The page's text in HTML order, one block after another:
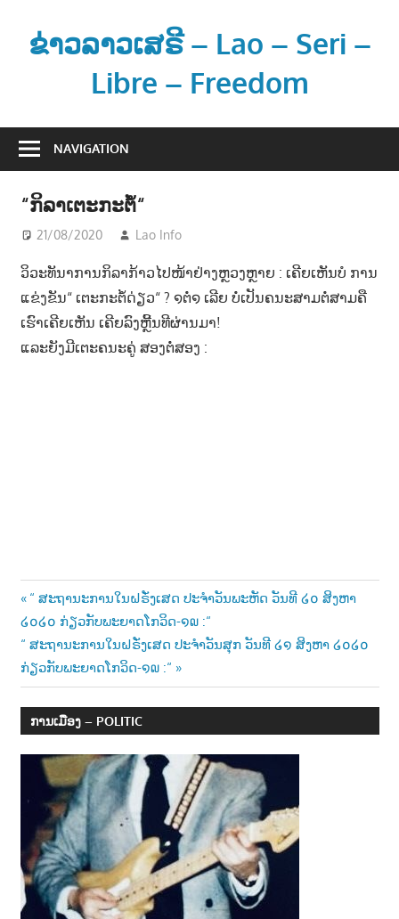
contentຂ່າວລາວເສຣີ – Lao – Seri –
Libre – Freedom
າ
ະ
ມູ
ນ
ຂ່
າ
NAVIGATION
“ກິລາເຕະກະຕໍ້“
21/08/2020 Lao Info
ວິວະທັນາການກິລາກ້າວໄປໜ້າຢ່າງຫຼວງຫຼາຍ : ເຄີຍເຫັນບໍ ການ
ແຂ່ງຂັນ“ ເຕະກະຕໍ້ດ່ຽວ“ ? ໑ຕໍ່໑ ເລີຍ ບໍ່ເປັນຄນະສາມຕໍ່ສາມຄື
ເຮົາເຄີຍເຫັນ ເຄີຍລົງຫຼີ້ນທີຜ່ານມາ!
ແລະຍັງມີເຕະຄນະຄູ່ ສອງຕໍ່ສອງ :
Post
navigation
Previous
Post:
“ ສະຖານະການໃນຝຣັ່ງເສດ ປະຈຳວັນພະຫັດ ວັນທີ ໒໐ ສິງຫາ
໒໐໒໐ ກ່ຽວກັບພະຍາດໂກວິດ-໑໙ :“
Next
Post:
“ ສະຖານະການໃນຝຣັ່ງເສດ ປະຈຳວັນສຸກ ວັນທີ ໒໑ ສິງຫາ ໒໐໒໐
ກ່ຽວກັບພະຍາດໂກວິດ-໑໙ :“
ການເມືອງ – POLITIC